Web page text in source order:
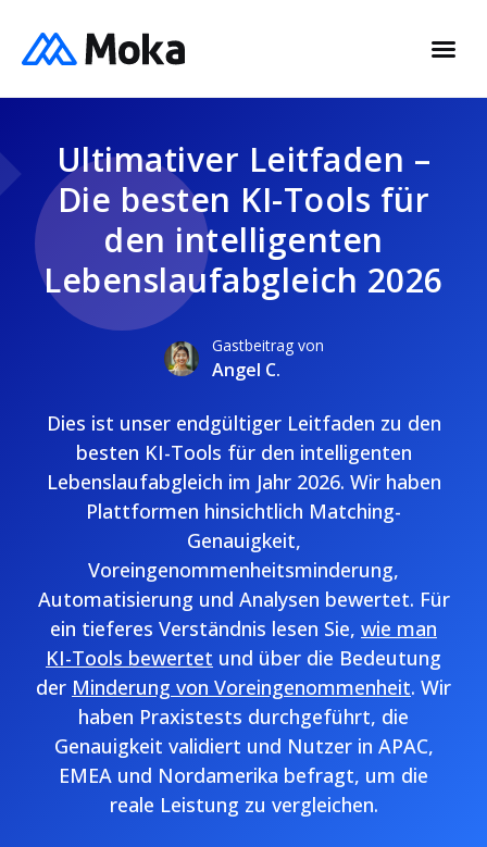
Ultimativer Leitfaden –
Die besten KI-Tools für
den intelligenten
Lebenslaufabgleich 2026
Gastbeitrag von
Angel C.
Dies ist unser endgültiger Leitfaden zu den
besten KI-Tools für den intelligenten
Lebenslaufabgleich im Jahr 2026. Wir haben
Plattformen hinsichtlich Matching-
Genauigkeit,
Voreingenommenheitsminderung,
Automatisierung und Analysen bewertet. Für
ein tieferes Verständnis lesen Sie, wie man
KI-Tools bewertet und über die Bedeutung
der Minderung von Voreingenommenheit. Wir
haben Praxistests durchgeführt, die
Genauigkeit validiert und Nutzer in APAC,
EMEA und Nordamerika befragt, um die
reale Leistung zu vergleichen.